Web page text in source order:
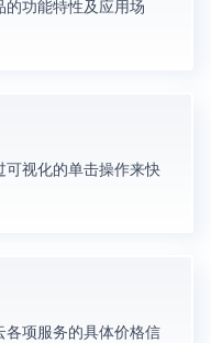
功能特性及应用场
可视化的单击操作来快
各项服务的具体价格信